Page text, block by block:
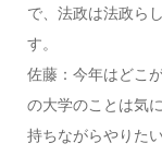
で、法政は法政ら
す。
佐藤：今年はどこ
の大学のことは気
持ちながらやりた